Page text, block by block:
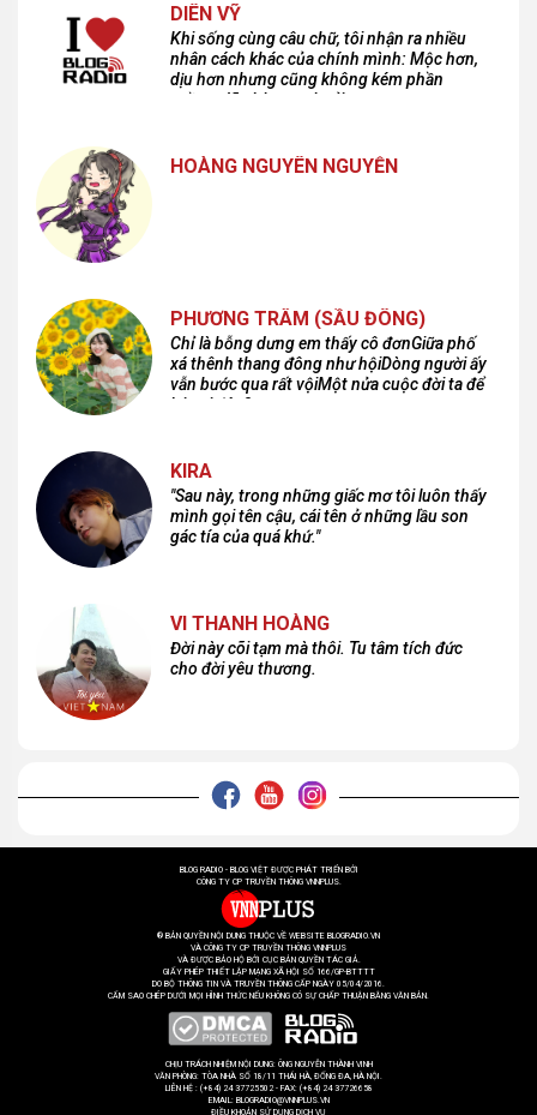
DIÊN VỸ
Khi sống cùng câu chữ, tôi nhận ra nhiều
nhân cách khác của chính mình: Mộc hơn,
dịu hơn nhưng cũng không kém phần
cuồng dã và hoang hoải...
HOÀNG NGUYÊN NGUYỄN
PHƯƠNG TRÂM (SẦU ĐÔNG)
Chỉ là bỗng dưng em thấy cô đơnGiữa phố
xá thênh thang đông như hộiDòng người ấy
vẫn bước qua rất vộiMột nửa cuộc đời ta để
lại nơi đâu?
KIRA
"Sau này, trong những giấc mơ tôi luôn thấy
mình gọi tên cậu, cái tên ở những lầu son
gác tía của quá khứ."
VI THANH HOÀNG
Đời này cõi tạm mà thôi. Tu tâm tích đức
cho đời yêu thương.
BLOG RADIO - BLOG VIỆT ĐƯỢC PHÁT TRIỂN BỞI
CÔNG TY CP TRUYỀN THÔNG VNNPLUS.
® BẢN QUYỀN NỘI DUNG THUỘC VỀ WEBSITE BLOGRADIO.VN
VÀ CÔNG TY CP TRUYỀN THÔNG VNNPLUS
VÀ ĐƯỢC BẢO HỘ BỞI CỤC BẢN QUYỀN TÁC GIẢ.
GIẤY PHÉP THIẾT LẬP MẠNG XÃ HỘI SỐ 166/GP-BTTTT
DO BỘ THÔNG TIN VÀ TRUYỀN THÔNG CẤP NGÀY 05/04/2016.
CẤM SAO CHÉP DƯỚI MỌI HÌNH THỨC NẾU KHÔNG CÓ SỰ CHẤP THUẬN BẰNG VĂN BẢN.
CHỊU TRÁCH NHIỆM NỘI DUNG: ÔNG NGUYỄN THÀNH VINH
VĂN PHÒNG: TÒA NHÀ SỐ 18/11 THÁI HÀ, ĐỐNG ĐA, HÀ NỘI.
LIÊN HỆ : (+84) 24 37725502 - FAX: (+84) 24 37726658
EMAIL: BLOGRADIO@VNNPLUS.VN
ĐIỀU KHOẢN SỬ DỤNG DỊCH VỤ